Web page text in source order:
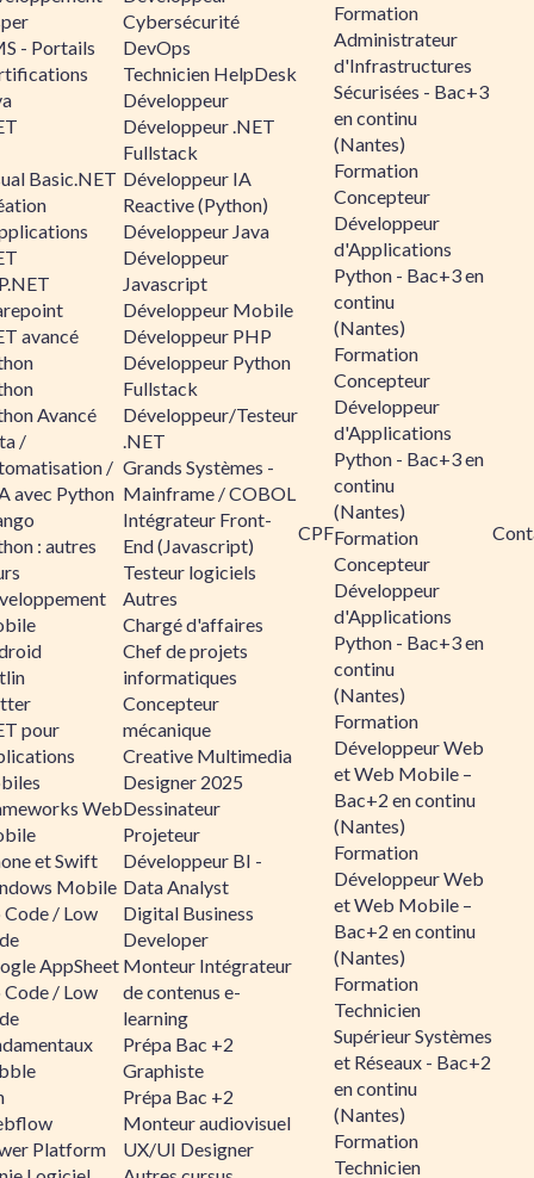
- Portails
Basic.NET
avancé
Avancé
/
/
avec Python
: autres
pour
Web
et Swift
Mobile
/ Low
AppSheet
/ Low
Platform
Cybersécurité
DevOps
Technicien HelpDesk
Développeur
Développeur .NET
Fullstack
Développeur IA
Reactive (Python)
Développeur Java
Développeur
Javascript
Développeur Mobile
Développeur PHP
Développeur Python
Fullstack
Développeur/Testeur
.NET
Grands Systèmes -
Mainframe / COBOL
Intégrateur Front-
End (Javascript)
Testeur logiciels
Autres
Chargé d'affaires
Chef de projets
informatiques
Concepteur
mécanique
Creative Multimedia
Designer 2025
Dessinateur
Projeteur
Développeur BI -
Data Analyst
Digital Business
Developer
Monteur Intégrateur
de contenus e-
learning
Prépa Bac +2
Graphiste
Prépa Bac +2
Monteur audiovisuel
UX/UI Designer
CPF
Formation
Administrateur
d'Infrastructures
Sécurisées - Bac+3
en continu
(Nantes)
Formation
Concepteur
Développeur
d'Applications
Python - Bac+3 en
continu
(Nantes)
Formation
Concepteur
Développeur
d'Applications
Python - Bac+3 en
continu
(Nantes)
Formation
Concepteur
Développeur
d'Applications
Python - Bac+3 en
continu
(Nantes)
Formation
Développeur Web
et Web Mobile –
Bac+2 en continu
(Nantes)
Formation
Développeur Web
et Web Mobile –
Bac+2 en continu
(Nantes)
Formation
Technicien
Supérieur Systèmes
et Réseaux - Bac+2
en continu
(Nantes)
Formation
Technicien